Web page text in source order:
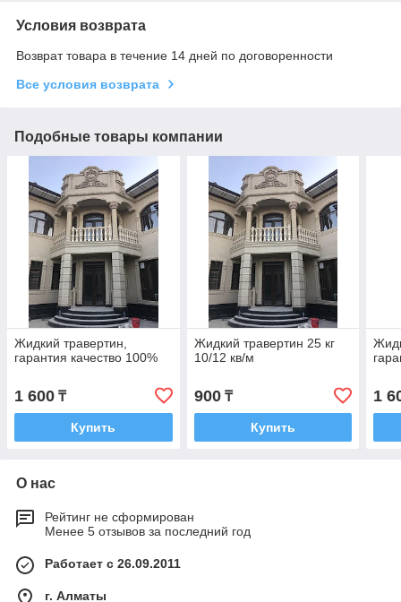
Условия возврата
Возврат товара в течение 14 дней по договоренности
Все условия возврата
Подобные товары компании
Жидкий травертин,
гарантия качество 100%
1 600 ₸
Купить
Жидкий травертин 25 кг
10/12 кв/м
900₸
Купить
1
О нас
Рейтинг не сформирован
Менее 5 отзывов за последний год
Работает с 26.09.2011
г. Алматы